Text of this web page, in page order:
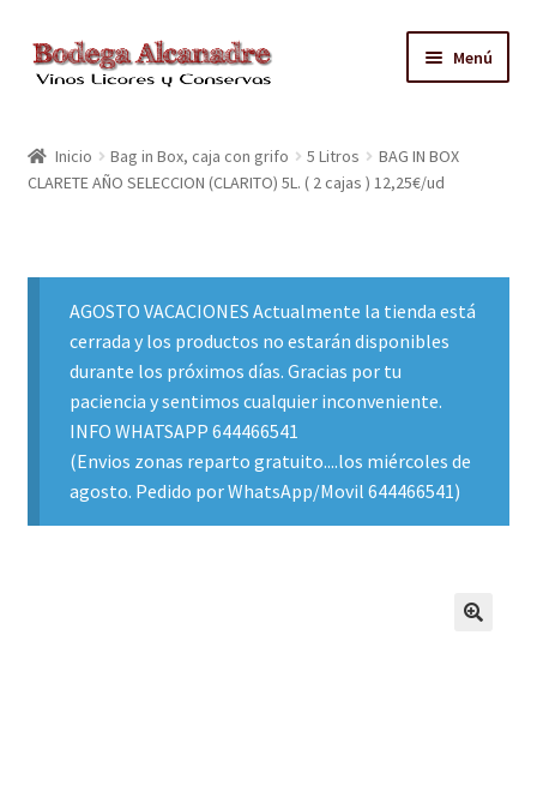
Ir
Ir
al
Menú
VINO EMBOTELLADO
ACEITE
CONTACTO
ZONAS REPARTO GRATUITO Y CONDICIONES
Inicio Bag in Box, caja con grifo 5 Litros
BAG IN BOX
CLARETE AÑO SELECCION (CLARITO) 5L. ( 2 cajas ) 12,25€/ud
AGOSTO VACACIONES Actualmente la tienda está
cerrada y los productos no estarán disponibles
durante los próximos días. Gracias por tu
paciencia y sentimos cualquier inconveniente.
INFO WHATSAPP 644466541
(Envios zonas reparto gratuito....los miércoles de
agosto. Pedido por WhatsApp/Movil 644466541)